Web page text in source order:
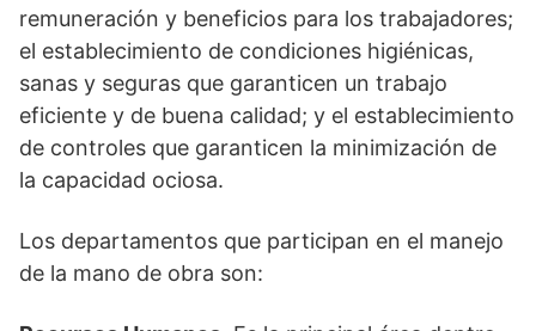
remuneración y beneficios para los trabajadores;
el establecimiento de condiciones higiénicas,
sanas y seguras que garanticen un trabajo
eficiente y de buena calidad; y el establecimiento
de controles que garanticen la minimización de
la capacidad ociosa.
Los departamentos que participan en el manejo
de la mano de obra son: